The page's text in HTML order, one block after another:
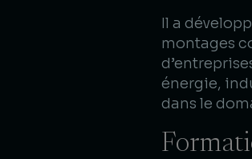
Il a
montages
énergie,
dans le